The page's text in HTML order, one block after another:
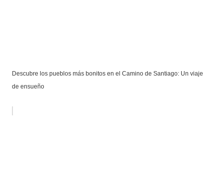
Descubre los pueblos más bonitos en el Camino de Santiago: Un viaje
de ensueño